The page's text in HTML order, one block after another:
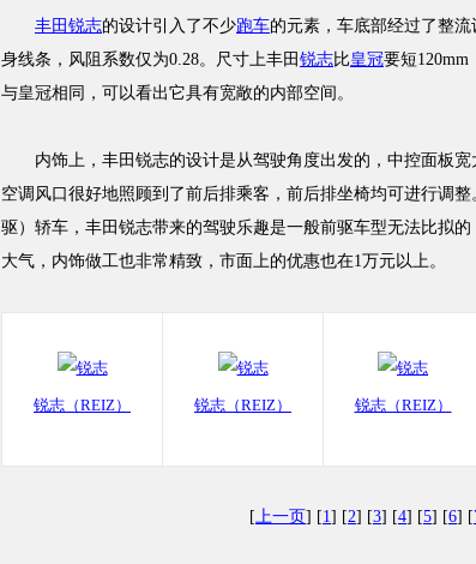
丰田锐志的设计引入了不少跑车的元素，车底部经过了整
身线条，风阻系数仅为0.28。尺寸上丰田 锐志比皇冠要短120mm
与皇冠相同，可以看出它具有宽敞的内部空间。
内饰上，丰田锐志的设计是从驾驶角度出发的，中控面板宽
空调风口很好地照顾到了前后排乘客，前后排坐椅均可进行调整
驱）轿车，丰田锐志带来的驾驶乐趣是一般前驱车型无法比拟
大气，内饰做工也非常精致，市面上的优惠也在1万元以上。
锐志（REIZ） 锐志（REIZ） 锐志（REIZ）
[上一页] [1] [2] [3] [4] [5] [6] [